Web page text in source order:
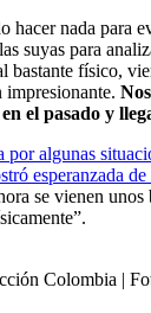
hacer nada para
suyas para
bastante físico,
el pasado y
por algunas
esperanzada de
se vienen unos
Colombia |